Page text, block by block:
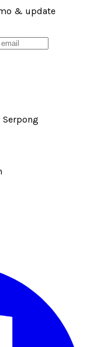
& update
Serpong